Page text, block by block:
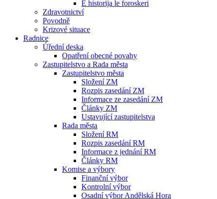
E historija le foroskeri
Zdravotnictví
Povodně
Krizové situace
Radnice
Úřední deska
Opatření obecné povahy
Zastupitelstvo a Rada města
Zastupitelstvo města
Složení ZM
Rozpis zasedání ZM
Informace ze zasedání ZM
Články ZM
Ustavující zastupitelstva
Rada města
Složení RM
Rozpis zasedání RM
Informace z jednání RM
Články RM
Komise a výbory
Finanční výbor
Kontrolní výbor
Osadní výbor Andělská Hora